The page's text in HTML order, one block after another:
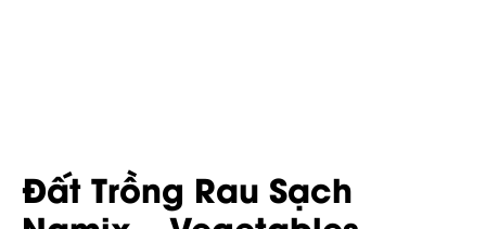
Đất Trồng Rau Sạch